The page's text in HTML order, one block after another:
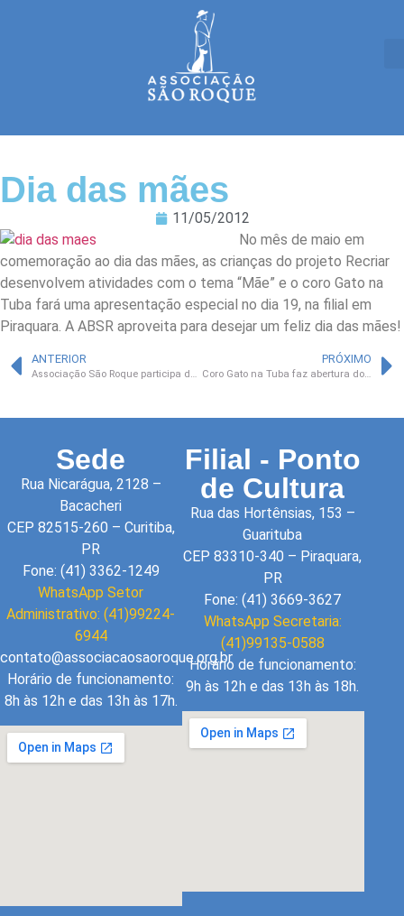
Dia das mães
11/05/2012
No mês de maio em
comemoração ao dia das mães, as crianças do projeto Recriar
desenvolvem atividades com o tema “Mãe” e o coro Gato na
Tuba fará uma apresentação especial no dia 19, na filial em
Piraquara. A ABSR aproveita para desejar um feliz dia das mães!
ANTERIOR
Associação São Roque participa da III Mostra de Responsabilidade Social
PRÓXIMO
Coro Gato na Tuba faz abertura do lançamento de cursos voltados à área social
Sede
Rua Nicarágua, 2128 –
Bacacheri
CEP 82515-260 – Curitiba,
PR
Fone: (41) 3362-1249
WhatsApp Setor
Administrativo: (41)99224-
6944
contato@associacaosaoroque.org.br
Horário de funcionamento:
8h às 12h e das 13h às 17h.
Filial - Ponto
de Cultura
Rua das Hortênsias, 153 –
Guarituba
CEP 83310-340 – Piraquara,
PR
Fone: (41) 3669-3627
WhatsApp Secretaria:
(41)99135-0588
Horário de funcionamento:
9h às 12h e das 13h às 18h.